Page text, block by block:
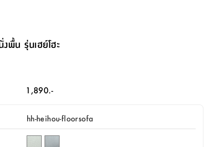
พื้น รุ่นเฮย์โฮะ
1,890.-
hh-heihou-floorsofa